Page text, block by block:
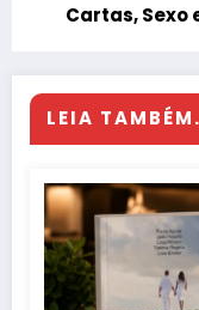
Cartas, Sexo
LEIA